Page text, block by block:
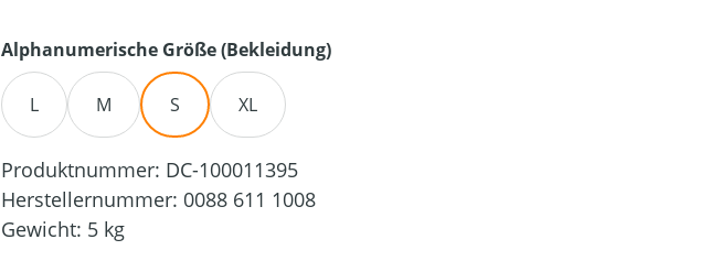
Alphanumerische Größe (Bekleidung)auswählen
L M S XL
Produktnummer: DC-100011395
Herstellernummer: 0088 611 1008
Gewicht: 5 kg